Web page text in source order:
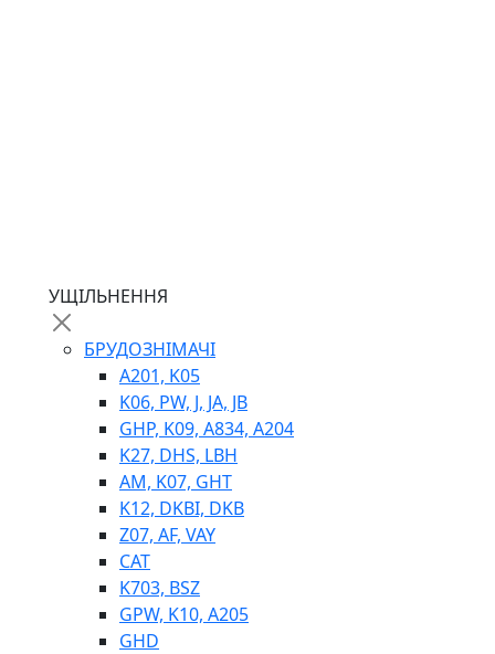
ЛЕБІДКИ
ВТУЛКИ
BIMETAL
Е90, E92
УЩІЛЬНЕННЯ
БРУДОЗНІМАЧІ
A201, K05
K06, PW, J, JA, JB
GHP, K09, A834, A204
K27, DHS, LBH
AM, K07, GHT
K12, DKBI, DKB
Z07, AF, VAY
CAT
K703, BSZ
GPW, K10, A205
GHD